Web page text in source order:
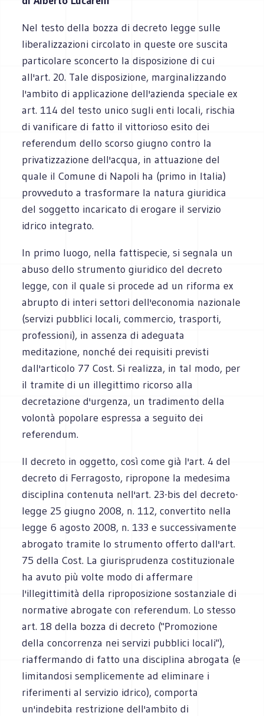
Nel testo della bozza di decreto legge sulle
liberalizzazioni circolato in queste ore suscita
particolare sconcerto la disposizione di cui
all'art. 20. Tale disposizione, marginalizzando
l'ambito di applicazione dell'azienda speciale ex
art. 114 del testo unico sugli enti locali, rischia
di vanificare di fatto il vittorioso esito dei
referendum dello scorso giugno contro la
privatizzazione dell'acqua, in attuazione del
quale il Comune di Napoli ha (primo in Italia)
provveduto a trasformare la natura giuridica
del soggetto incaricato di erogare il servizio
idrico integrato.
In primo luogo, nella fattispecie, si segnala un
abuso dello strumento giuridico del decreto
legge, con il quale si procede ad un riforma ex
abrupto di interi settori dell'economia nazionale
(servizi pubblici locali, commercio, trasporti,
professioni), in assenza di adeguata
meditazione, nonché dei requisiti previsti
dall'articolo 77 Cost. Si realizza, in tal modo, per
il tramite di un illegittimo ricorso alla
decretazione d'urgenza, un tradimento della
volontà popolare espressa a seguito dei
referendum.
Il decreto in oggetto, così come già l'art. 4 del
decreto di Ferragosto, ripropone la medesima
disciplina contenuta nell'art. 23-bis del decreto-
legge 25 giugno 2008, n. 112, convertito nella
legge 6 agosto 2008, n. 133 e successivamente
abrogato tramite lo strumento offerto dall'art.
75 della Cost. La giurisprudenza costituzionale
ha avuto più volte modo di affermare
l'illegittimità della riproposizione sostanziale di
normative abrogate con referendum. Lo stesso
art. 18 della bozza di decreto ("Promozione
della concorrenza nei servizi pubblici locali"),
riaffermando di fatto una disciplina abrogata (e
limitandosi semplicemente ad eliminare i
riferimenti al servizio idrico), comporta
un'indebita restrizione dell'ambito di